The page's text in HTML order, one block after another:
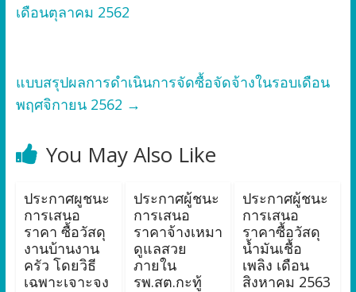
เดือนตุลาคม 2562
แบบสรุปผลการดำเนินการจัดซื้อจัดจ้างในรอบเดือน
พฤศจิกายน 2562 →
You May Also Like
ประกาศผูชนะ
การเสนอ
ราคา ซื้อวัสดุ
งานบ้านงาน
ครัว โดยวิธี
เฉพาะเจาะจง
ประกาศผู้ชนะ
การเสนอ
ราคาจ้างเหมา
ดูแลสวย
ภายใน
รพ.สต.กะทู้
ประกาศผู้ชนะ
การเสนอ
ราคาซื้อวัสดุ
น้ำมันเชื้อ
เพลิง เดือน
สิงหาคม 2563